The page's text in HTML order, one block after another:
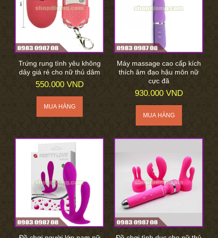
Trứng rung tình yêu không
dây giá rẻ cho nữ thủ dâm
550.000 VND
Máy massage cao cấp kích
thích âm đạo hậu môn nữ
cực đã
930.000 VND